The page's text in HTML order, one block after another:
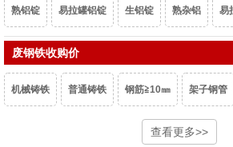
废紫杂铜、热水器（乘品位） 锡青铜95、663
黄杂铜 铁黄铜
熟铝锭 易拉罐铝锭 生铝锭 熟杂铝 易
1系白料 6063白料
6082白料 2系白料 3系白料 5052白料
钢芯铝绞线
废钢铁收购价
机械铸铁 普通铸铁 钢筋≧10㎜ 架子钢管
中型废钢4-6㎜ 小型废钢2-4
查看更多>>